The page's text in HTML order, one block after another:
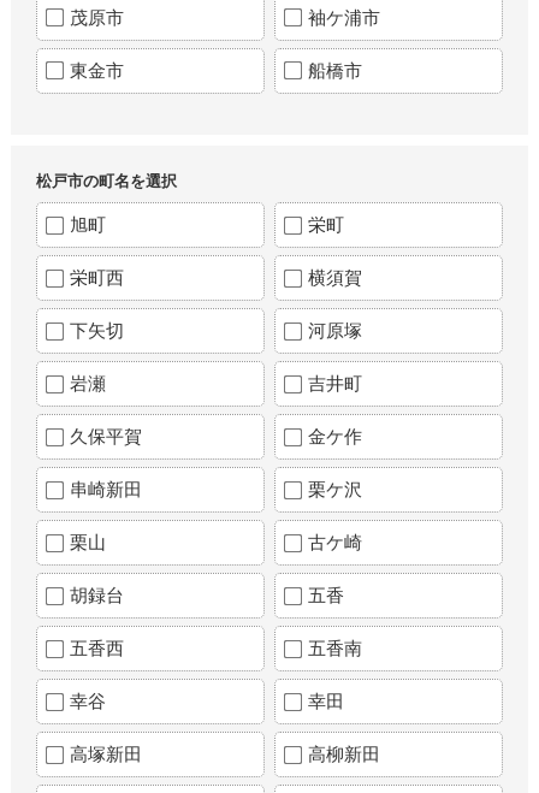
茂原市 袖ケ浦市
東金市 船橋市
松戸市の町名を選択
旭町 栄町
栄町西 横須賀
下矢切 河原塚
岩瀬 吉井町
久保平賀 金ケ作
串崎新田 栗ケ沢
栗山 古ケ崎
胡録台 五香
五香西 五香南
幸谷 幸田
高塚新田 高柳新田